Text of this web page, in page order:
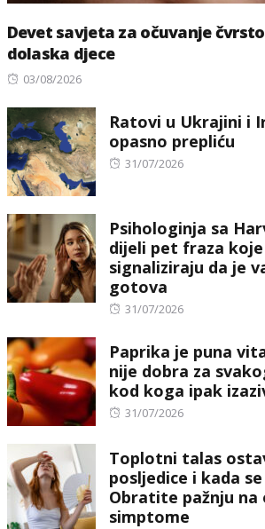
Devet savjeta za očuvanje
dolaska djece
Posted
03/08/2026
Ratovi u Ukrajini i
opasno prepliću
Posted
31/07/2026
Psihologinja sa
dijeli pet fraza koje
signaliziraju da je
gotova
Posted
31/07/2026
Paprika je puna
nije dobra za
kod koga ipak
Posted
31/07/2026
Toplotni talas
posljedice i kada
Obratite pažnju na
simptome